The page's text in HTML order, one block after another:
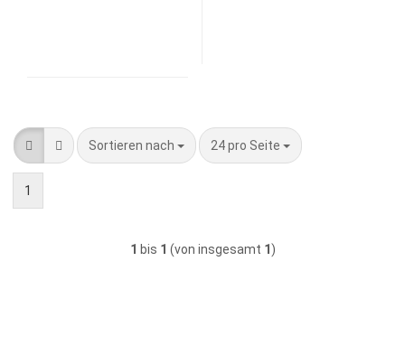
Sortieren nach
Sortieren nach 24 pro Seite
pro Seite
1
1 bis 1 (von insgesamt 1 )